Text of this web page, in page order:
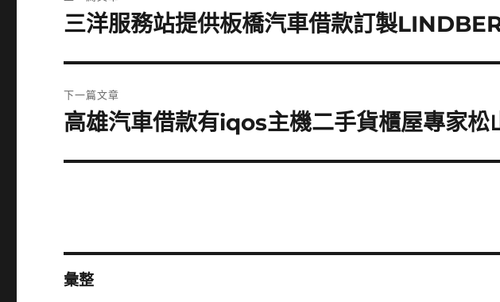
章
上
篇
文
章:
三洋服務站提供板橋汽車借款訂製
下一篇文章
下
篇
高雄汽車借款有iqos主機二手貨櫃屋專家松
彙整